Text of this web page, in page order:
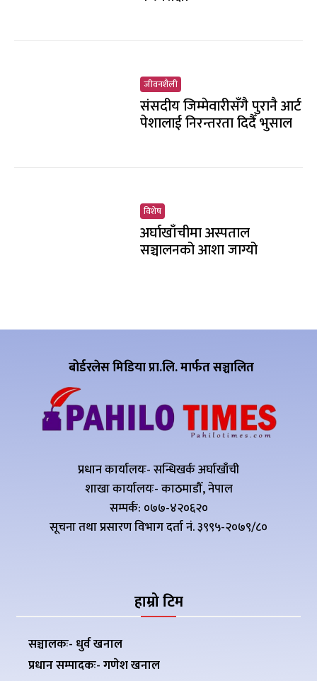
जीवनशैली
संसदीय जिम्मेवारीसँगै पुरानै आर्ट
पेशालाई निरन्तरता दिदैँ भुसाल
विशेष
अर्घाखाँचीमा अस्पताल
सञ्चालनको आशा जाग्यो
बोर्डरलेस मिडिया प्रा.लि. मार्फत सञ्चालित
प्रधान कार्यालयः- सन्धिखर्क अर्घाखाँची
शाखा कार्यालयः- काठमाडौँ, नेपाल
सम्पर्क: ०७७-४२०६२०
सूचना तथा प्रसारण विभाग दर्ता नं. ३९९५-२०७९/८०
हाम्रो टिम
सञ्चालकः- धुर्व खनाल
प्रधान सम्पादकः- गणेश खनाल